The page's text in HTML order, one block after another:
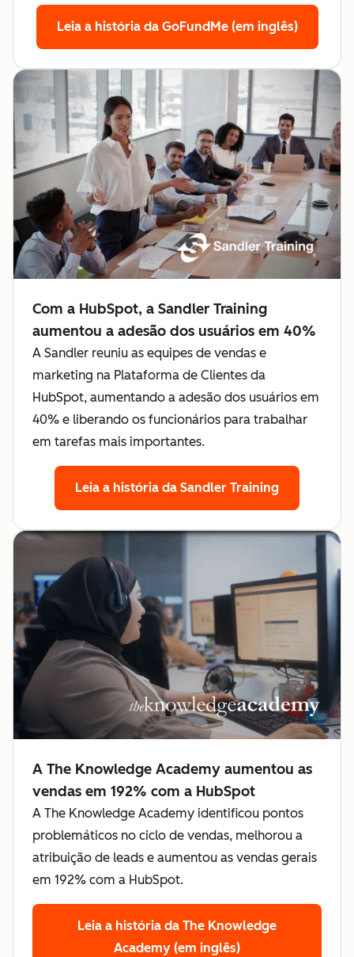
Leia a história da GoFundMe (em inglês)
Com a HubSpot, a Sandler Training
aumentou a adesão dos usuários em 40%
A Sandler reuniu as equipes de vendas e
marketing na Plataforma de Clientes da
HubSpot, aumentando a adesão dos usuários em
40% e liberando os funcionários para trabalhar
em tarefas mais importantes.
Leia a história da Sandler Training
A The Knowledge Academy aumentou as
vendas em 192% com a HubSpot
A The Knowledge Academy identificou pontos
problemáticos no ciclo de vendas, melhorou a
atribuição de leads e aumentou as vendas gerais
em 192% com a HubSpot.
Leia a história da The Knowledge
Academy (em inglês)